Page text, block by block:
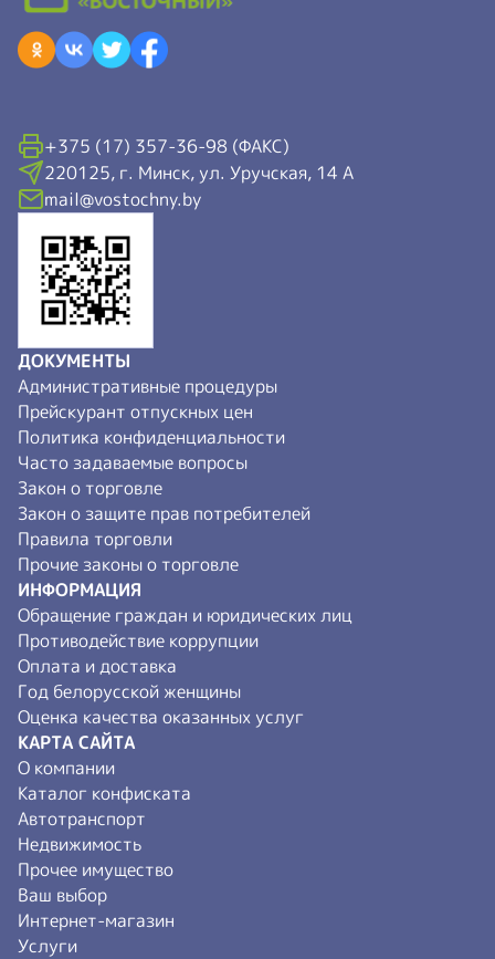
+375 (17) 357-36-98 (ФАКС)
220125, г. Минск, ул. Уручская, 14 А
mail@vostochny.by
ДОКУМЕНТЫ
Административные процедуры
Прейскурант отпускных цен
Политика конфиденциальности
Часто задаваемые вопросы
Закон о торговле
Закон о защите прав потребителей
Правила торговли
Прочие законы о торговле
ИНФОРМАЦИЯ
Обращение граждан и юридических лиц
Противодействие коррупции
Оплата и доставка
Год белорусской женщины
Оценка качества оказанных услуг
КАРТА САЙТА
О компании
Каталог конфиската
Автотранспорт
Недвижимость
Прочее имущество
Ваш выбор
Интернет-магазин
Услуги